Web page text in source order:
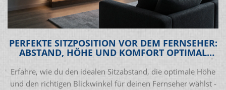
PERFEKTE SITZPOSITION VOR DEM FERNSEHER:
ABSTAND, HÖHE UND KOMFORT OPTIMAL
Erfahre, wie du den idealen Sitzabstand, die optimale Höhe
und den richtigen Blickwinkel für deinen Fernseher wählst -